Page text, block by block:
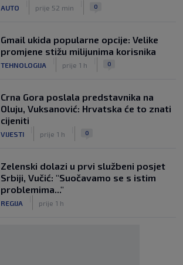
AUTO prije 52 min 0
Gmail ukida popularne opcije: Velike
promjene stižu milijunima korisnika
TEHNOLOGIJA prije 1 h 0
Crna Gora poslala predstavnika na
Oluju, Vuksanović: Hrvatska će to znati
cijeniti
VIJESTI prije 1 h 0
Zelenski dolazi u prvi službeni posjet
Srbiji, Vučić: "Suočavamo se s istim
problemima..."
REGIJA prije 1 h